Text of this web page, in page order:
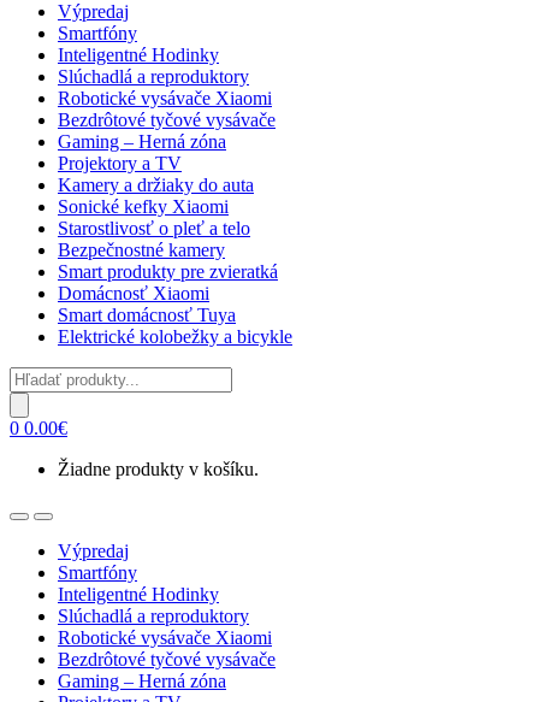
Výpredaj
Smartfóny
Inteligentné Hodinky
Slúchadlá a reproduktory
Robotické vysávače Xiaomi
Bezdrôtové tyčové vysávače
Gaming – Herná zóna
Projektory a TV
Kamery a držiaky do auta
Sonické kefky Xiaomi
Starostlivosť o pleť a telo
Bezpečnostné kamery
Smart produkty pre zvieratká
Domácnosť Xiaomi
Smart domácnosť Tuya
Elektrické kolobežky a bicykle
Products
search
0 0.00€
Žiadne produkty v košíku.
OpenClose
Výpredaj
Smartfóny
Inteligentné Hodinky
Slúchadlá a reproduktory
Robotické vysávače Xiaomi
Bezdrôtové tyčové vysávače
Gaming – Herná zóna